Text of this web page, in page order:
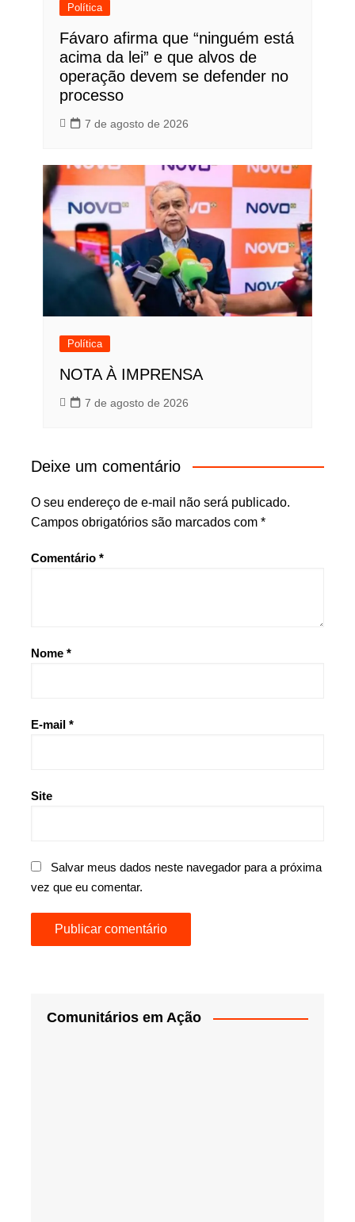
Política
Fávaro afirma que “ninguém está
acima da lei” e que alvos de
operação devem se defender no
processo
7 de agosto de 2026
Política
NOTA À IMPRENSA
7 de agosto de 2026
Deixe um comentário
O seu endereço de e-mail não será publicado.
Campos obrigatórios são marcados com *
Comentário *
Nome *
E-mail *
Site
Salvar meus dados neste navegador para a próxima
vez que eu comentar.
Comunitários em Ação